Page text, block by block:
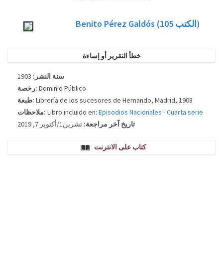
وليس من الممكن دائما العثور على غلاف الكتاب للكتاب الذي نشرت طبعة. يرجى
النظر في هذا فقط كصورة مرجعية، وليس دائما بالضبط غلاف الكتاب المستخدمة في
Benito Pérez Galdós (105 الكتب)
خطأ التقرير أو إساءة
سنة النشر: 1903
رخصة: Dominio Público
طبعة: Librería de los sucesores de Hernando, Madrid, 1908
ملاحظات: Libro incluido en: Episodios Nacionales - Cuarta serie
تاريخ آخر مراجعة: تشرين1/أكتوير 7, 2019
كتاب على الانترنت